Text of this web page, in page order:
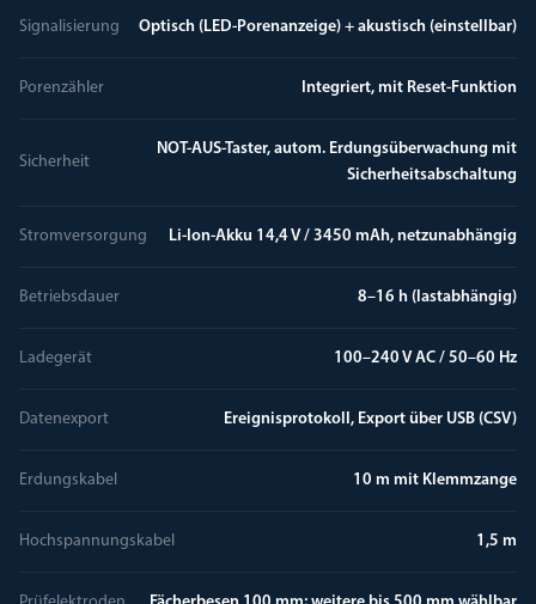
Signalisierung Optisch (LED-Porenanzeige) + akustisch (einstellbar)
Porenzähler Integriert, mit Reset-Funktion
Sicherheit
NOT-AUS-Taster, autom. Erdungsüberwachung mit
Sicherheitsabschaltung
Stromversorgung Li-Ion-Akku 14,4 V / 3450 mAh, netzunabhängig
Betriebsdauer 8–16 h (lastabhängig)
Ladegerät 100–240 V AC / 50–60 Hz
Datenexport Ereignisprotokoll, Export über USB (CSV)
Erdungskabel 10 m mit Klemmzange
Hochspannungskabel 1,5 m